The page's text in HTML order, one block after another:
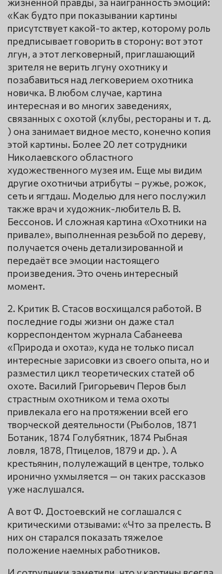
«Как будто при показывании картины
присутствует какой-то актер, которому роль
предписывает говорить в сторону: вот этот
лгун, а этот легковерный, приглашающий
зрителя не верить лгуну охотнику и
позабавиться над легковерием охотника
новичка. В любом случае, картина
интересная и во многих заведениях,
связанных с охотой (клубы, рестораны и т. д.
) она занимает видное место, конечно копия
этой картины. Более 20 лет сотрудники
Николаевского областного
художественного музея им. Еще мы видим
другие охотничьи атрибуты – ружье, рожок,
сеть и ягтдаш. Моделью для него послужил
также врач и художник-любитель В. В.
Бессонов. И сложная картина «Охотники на
привале», выполненная резьбой по дереву,
получается очень детализированной и
передаёт все эмоции настоящего
произведения. Это очень интересный
момент.
2. Критик В. Стасов восхищался работой. В
последние годы жизни он даже стал
корреспондентом журнала Сабанеева
«Природа и охота», куда не только писал
интересные зарисовки из своего опыта, но и
разместил цикл теоретических статей об
охоте. Василий Григорьевич Перов был
страстным охотником и тема охоты
привлекала его на протяжении всей его
творческой деятельности (Рыболов, 1871
Ботаник, 1874 Голубятник, 1874 Рыбная
ловля, 1878, Птицелов, 1879 и др. ). А
крестьянин, полулежащий в центре, только
иронично ухмыляется — он таких рассказов
уже наслушался.
А вот Ф. Достоевский не соглашался с
критическими отзывами: «Что за прелесть. В
них он старался показать тяжелое
положение наемных работников.